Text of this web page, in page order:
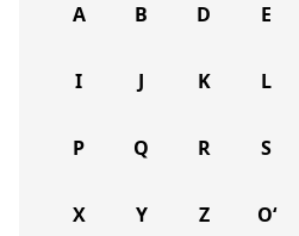
A B D E
I J K L
P Q R S
X Y Z O‘